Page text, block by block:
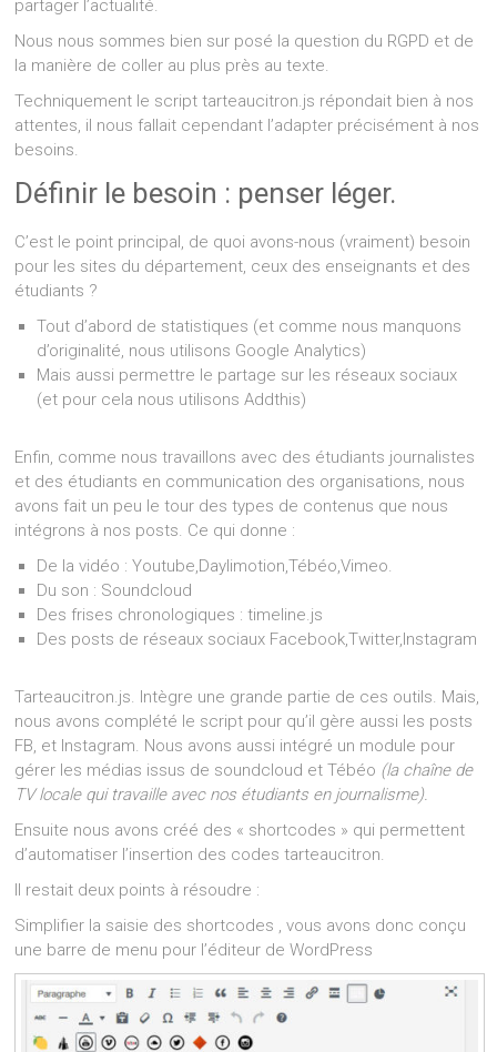
partager l’actualité.
Nous nous sommes bien sur posé la question du RGPD et de
la manière de coller au plus près au texte.
Techniquement le script tarteaucitron.js répondait bien à nos
attentes, il nous fallait cependant l’adapter précisément à nos
besoins.
Définir le besoin : penser léger.
C’est le point principal, de quoi avons-nous (vraiment) besoin
pour les sites du département, ceux des enseignants et des
étudiants ?
Tout d’abord de statistiques (et comme nous manquons
d’originalité, nous utilisons Google Analytics)
Mais aussi permettre le partage sur les réseaux sociaux
(et pour cela nous utilisons Addthis)
Enfin, comme nous travaillons avec des étudiants journalistes
et des étudiants en communication des organisations, nous
avons fait un peu le tour des types de contenus que nous
intégrons à nos posts. Ce qui donne :
De la vidéo : Youtube,Daylimotion,Tébéo,Vimeo.
Du son : Soundcloud
Des frises chronologiques : timeline.js
Des posts de réseaux sociaux Facebook,Twitter,Instagram
Tarteaucitron.js. Intègre une grande partie de ces outils. Mais,
nous avons complété le script pour qu’il gère aussi les posts
FB, et Instagram. Nous avons aussi intégré un module pour
gérer les médias issus de soundcloud et Tébéo (la chaîne de
TV locale qui travaille avec nos étudiants en journalisme).
Ensuite nous avons créé des « shortcodes » qui permettent
d’automatiser l’insertion des codes tarteaucitron.
Il restait deux points à résoudre :
Simplifier la saisie des shortcodes , vous avons donc conçu
une barre de menu pour l’éditeur de WordPress